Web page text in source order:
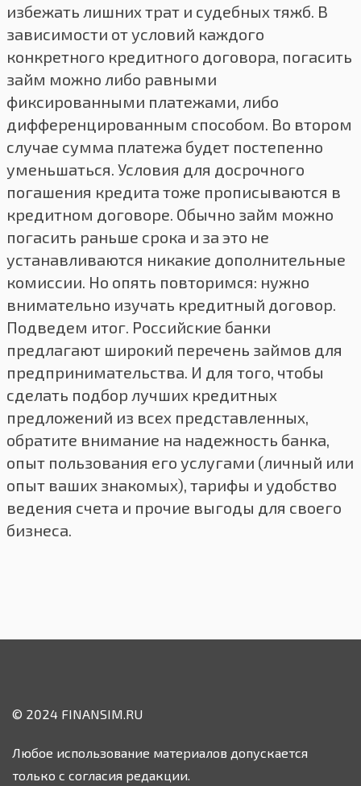
избежать лишних трат и судебных тяжб. В
зависимости от условий каждого
конкретного кредитного договора, погасить
займ можно либо равными
фиксированными платежами, либо
дифференцированным способом. Во втором
случае сумма платежа будет постепенно
уменьшаться. Условия для досрочного
погашения кредита тоже прописываются в
кредитном договоре. Обычно займ можно
погасить раньше срока и за это не
устанавливаются никакие дополнительные
комиссии. Но опять повторимся: нужно
внимательно изучать кредитный договор.
Подведем итог. Российские банки
предлагают широкий перечень займов для
предпринимательства. И для того, чтобы
сделать подбор лучших кредитных
предложений из всех представленных,
обратите внимание на надежность банка,
опыт пользования его услугами (личный или
опыт ваших знакомых), тарифы и удобство
ведения счета и прочие выгоды для своего
бизнеса.
© 2024 FINANSIM.RU
Любое использование материалов допускается
только с согласия редакции.